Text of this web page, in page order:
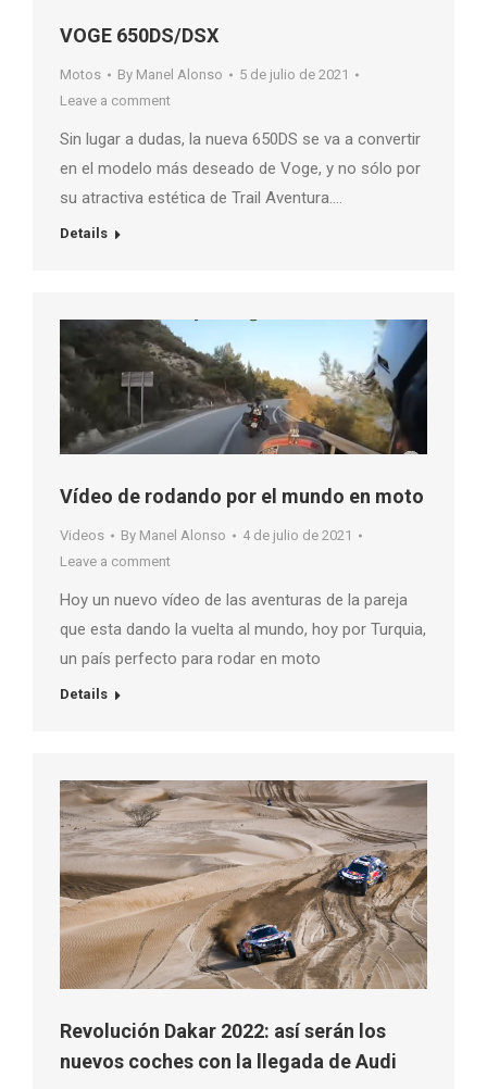
VOGE 650DS/DSX
Motos By Manel Alonso
5 de julio de 2021
Leave a comment
Sin lugar a dudas, la nueva 650DS se va a convertir
en el modelo más deseado de Voge, y no sólo por
su atractiva estética de Trail Aventura….
Details
Vídeo de rodando por el mundo en moto
Videos By Manel Alonso
4 de julio de 2021
Leave a comment
Hoy un nuevo vídeo de las aventuras de la pareja
que esta dando la vuelta al mundo, hoy por Turquia,
un país perfecto para rodar en moto
Details
Revolución Dakar 2022: así serán los
nuevos coches con la llegada de Audi